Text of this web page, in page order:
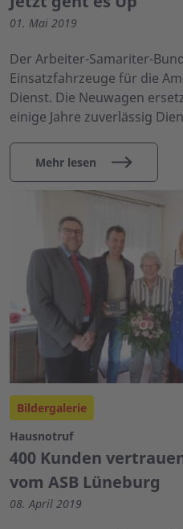
01. Mai 2019
Der Arbeiter-Samariter-
Einsatzfahrzeuge für die
Dienst. Die Neuwagen
einige Jahre zuverlässig
Mehr lesen
Bildergalerie
Hausnotruf
400 Kunden
vom ASB Lüneburg
08. April 2019